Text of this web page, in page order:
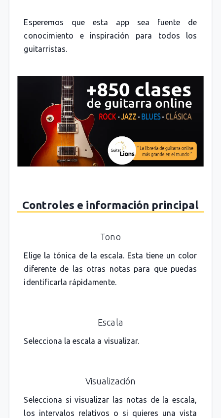
Esperemos que esta app sea fuente de
conocimiento e inspiración para todos los
guitarristas.
Controles e información principal
Tono
Elige la tónica de la escala. Esta tiene un color
diferente de las otras notas para que puedas
identificarla rápidamente.
Escala
Selecciona la escala a visualizar.
Visualización
Selecciona si visualizar las notas de la escala,
los intervalos relativos o si quieres una vista